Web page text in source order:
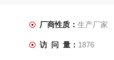
厂商性质： 生产厂家
访 问 量： 1876